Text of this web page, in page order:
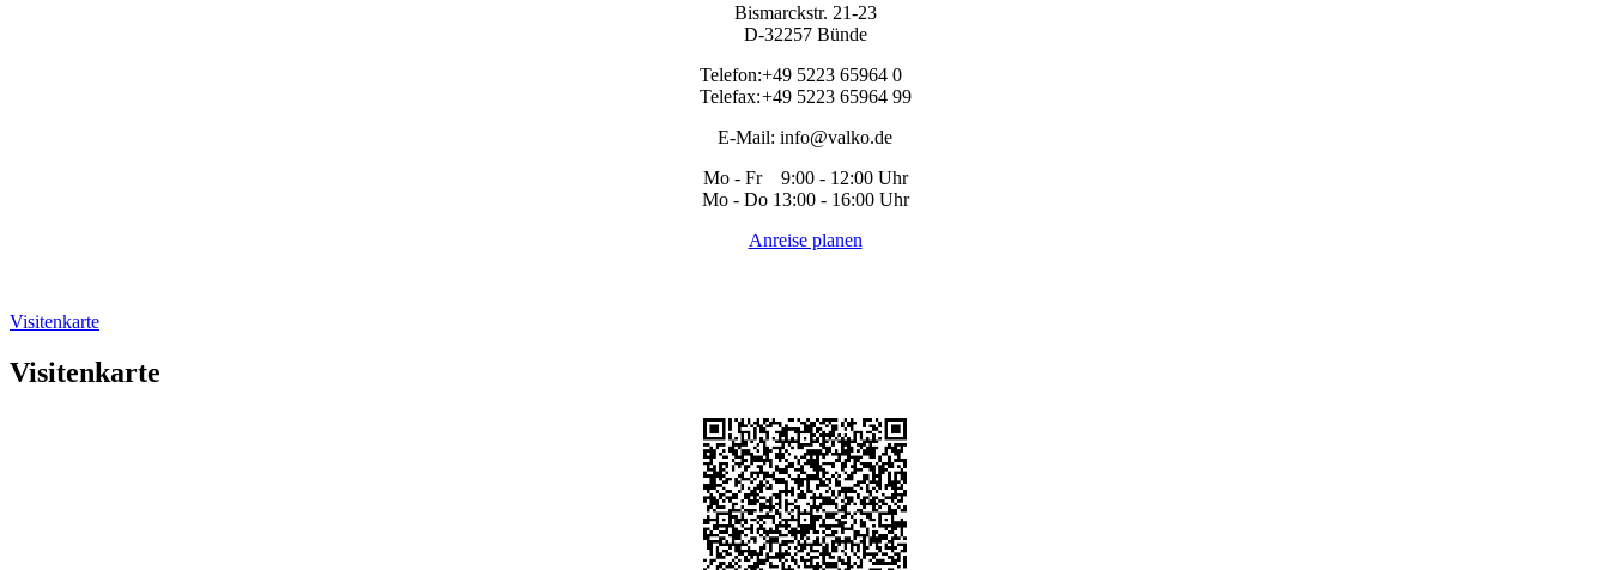
Bismarckstr. 21-23
D-32257 Bünde
Telefon:+49 5223 65964 0
Telefax:+49 5223 65964 99
E-Mail: info@valko.de
Mo - Fr 9:00 - 12:00 Uhr
Mo - Do 13:00 - 16:00 Uhr
Anreise planen
Visitenkarte
Visitenkarte